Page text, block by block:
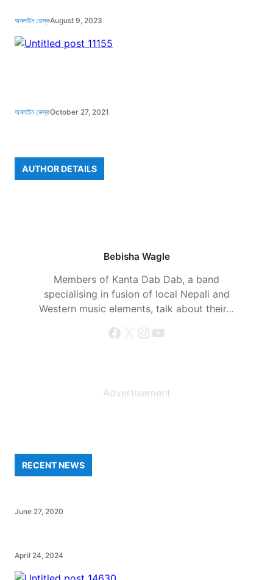
অনলাইন ডেস্কAugust 9, 2023
অনলাইন ডেস্কOctober 27, 2021
AUTHOR DETAILS
Bebisha Wagle
Members of Kanta Dab Dab, a band
specialising in fusion of local Nepali and
Western music elements, talk about their…
Facebook X Instagram YouTube
Advertisement
RECENT NEWS
June 27, 2020
April 24, 2024